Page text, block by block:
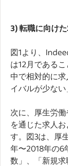
3) 転職に向け
図1より、
は12月である
中で相対的に
イバルが少ない
次に、厚生労
を通じた求人
す。図3は、厚
年〜2018年の6
数」、「新規